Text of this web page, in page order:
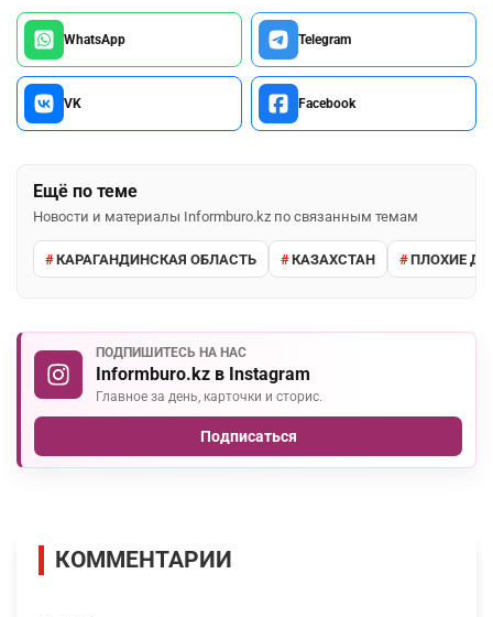
WhatsApp Telegram
VK Facebook
Ещё по теме
Новости и материалы Informburo.kz по связанным темам
КАРАГАНДИНСКАЯ ОБЛАСТЬ КАЗАХСТАН ПЛОХИЕ
ПОДПИШИТЕСЬ НА НАС
Informburo.kz в Instagram
Главное за день, карточки и сторис.
Подписаться
КОММЕНТАРИИ